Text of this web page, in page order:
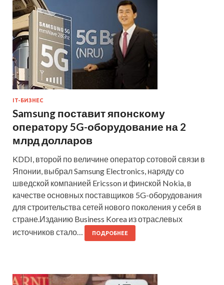
IT-БИЗНЕС
Samsung поставит японскому
оператору 5G-оборудование на 2
млрд долларов
KDDI, второй по величине оператор сотовой связи в
Японии, выбрал Samsung Electronics, наряду со
шведской компанией Ericsson и финской Nokia, в
качестве основных поставщиков 5G-оборудования
для строительства сетей нового поколения у себя в
стране.Изданию Business Korea из отраслевых
источников стало…
ПОДРОБНЕЕ